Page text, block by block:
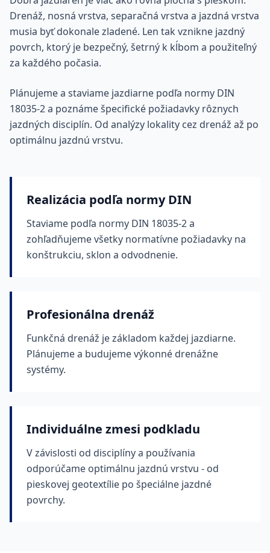
Drenáž, nosná vrstva, separačná vrstva a jazdná vrstva
musia byť dokonale zladené. Len tak vznikne jazdný
povrch, ktorý je bezpečný, šetrný k kĺbom a použiteľný
za každého počasia.
Plánujeme a staviame jazdiarne podľa normy DIN
18035-2 a poznáme špecifické požiadavky rôznych
jazdných disciplín. Od analýzy lokality cez drenáž až po
optimálnu jazdnú vrstvu.
Realizácia podľa normy DIN
Staviame podľa normy DIN 18035-2 a
zohľadňujeme všetky normatívne požiadavky na
konštrukciu, sklon a odvodnenie.
Profesionálna drenáž
Funkčná drenáž je základom každej jazdiarne.
Plánujeme a budujeme výkonné drenážne
systémy.
Individuálne zmesi podkladu
V závislosti od disciplíny a používania
odporúčame optimálnu jazdnú vrstvu - od
pieskovej geotextílie po špeciálne jazdné
povrchy.